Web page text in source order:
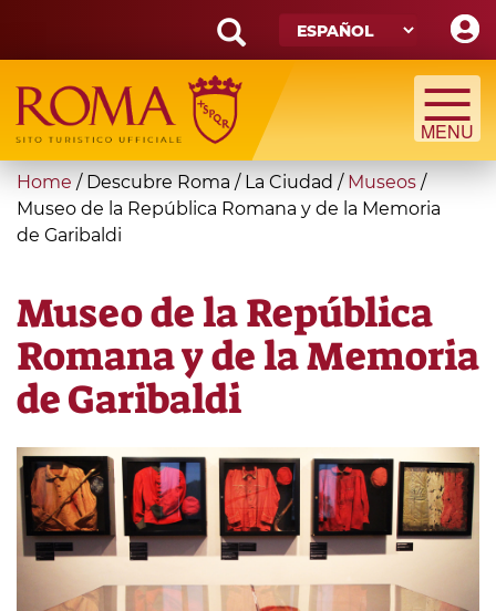
main
content
Search
form
Búsqueda
You
are
here
Home / Descubre Roma / La Ciudad / Museos /
Museo de la República Romana y de la Memoria
de Garibaldi
Museo de la República
Romana y de la Memoria
de Garibaldi